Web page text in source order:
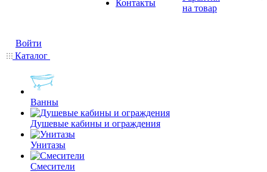
Контакты
на товар
Войти
Каталог
Ванны
Душевые кабины и ограждения
Унитазы
Смесители